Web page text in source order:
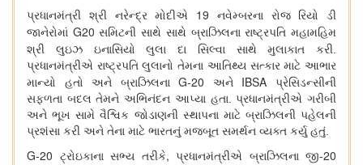
પ્રધાનમંત્રી શ્રી નરેન્દ્ર મોદીએ 19 નવેમ્બરના રોજ રિયો ડી
જાનેરોમાં G20 સમિટની સાથે સાથે બ્રાઝિલના રાષ્ટ્રપતિ મહામહિમ
શ્રી લુઇઝ ઇનાસિયો લુલા દા સિલ્વા
સાથે મુલાકાત કરી.
પ્રધાનમંત્રીએ રાષ્ટ્રપતિ લુલાનો તેમના આતિથ્ય સત્કાર માટે આભાર
માન્યો હતો અને બ્રાઝિલનાG-20 અને IBSA
પ્રેસિડન્સીની
સફળતા બદલ તેમને અભિનંદન આપ્યા હતા. પ્રધાનમંત્રીએ ગરીબી
અને ભૂખ સામે વૈશ્વિક જોડાણની સ્થાપના માટે બ્રાઝિલની પહેલની
પ્રશંસા કરી અને તેના માટે ભારતનું મજબૂત સમર્થન વ્યક્ત કર્યુ હતું.
G-20 ટ્રોઇકાના સભ્ય તરીકે, પ્રધાનમંત્રીએ બ્રાઝિલના જી-20